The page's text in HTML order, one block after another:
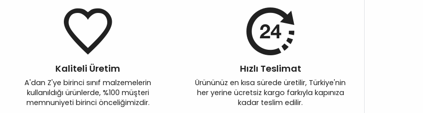
Kaliteli Üretim
A'dan Z'ye birinci sınıf malzemelerin
kullanıldığı ürünlerde, %100 müşteri
memnuniyeti birinci önceliğimizdir.
Hızlı Teslimat
Ürününüz en kısa sürede üretilir, Türkiye'nin
her yerine ücretsiz kargo farkıyla kapınıza
kadar teslim edilir.